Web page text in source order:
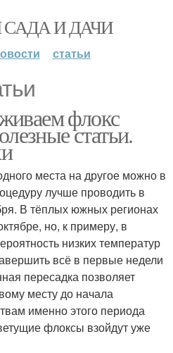
И ДАЧИ
статьи
флокс
статьи.
места на другое можно в
лучше проводить в
В тёплых южных регионах
но, к примеру, в
низких температур
всё в первые недели
пересадка позволяет
месту до начала
именно этого периода
флоксы взойдут уже